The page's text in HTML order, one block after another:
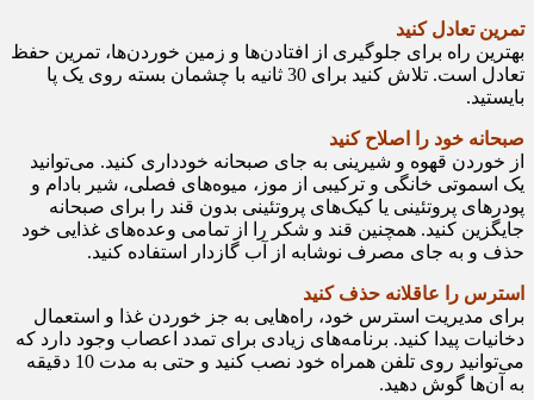
تمرین تعادل کنید
بهترین راه برای جلوگیری از افتادن‌ها و زمین خوردن‌ها، تمرین حفظ
تعادل است. تلاش کنید برای 30 ثانیه با چشمان بسته روی یک پا
بایستید.
صبحانه خود را اصلاح کنید
از خوردن قهوه و شیرینی به جای صبحانه خودداری کنید. می‌توانید
یک اسموتی خانگی و ترکیبی از موز، میوه‌های فصلی، شیر بادام و
پودرهای پروتئینی یا کیک‌های پروتئینی بدون قند را برای صبحانه
جایگزین کنید. همچنین قند و شکر را از تمامی وعده‌های غذایی خود
حذف و به جای مصرف نوشابه از آب گازدار استفاده کنید.
استرس را عاقلانه حذف کنید
برای مدیریت استرس خود، راه‌هایی به جز خوردن غذا و استعمال
دخانیات پیدا کنید. برنامه‌های زیادی برای تمدد اعصاب وجود دارد که
می‌توانید روی تلفن همراه خود نصب کنید و حتی به مدت 10 دقیقه
به آن‌ها گوش دهید.